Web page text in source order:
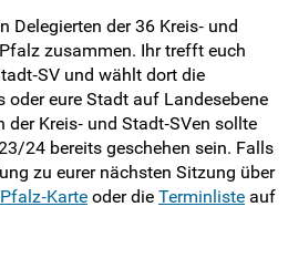
Delegierten der 36 Kreis‐ und
zusammen. Ihr trefft euch
und wählt dort die
oder eure Stadt auf Landesebene
Kreis‐ und Stadt‐SVen sollte
24 bereits geschehen sein. Falls
zu eurer nächsten Sitzung über
oder die Terminliste auf